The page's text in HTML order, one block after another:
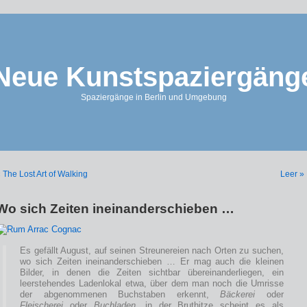
Spaziergänge in Berlin und Umgebung
The Lost Art of Walking Leer »
sich Zeiten ineinanderschieben …
Es gefällt August, auf seinen Streunereien nach Orten zu suchen,
wo sich Zeiten ineinanderschieben … Er mag auch die kleinen
Bilder, in denen die Zeiten sichtbar übereinanderliegen, ein
leerstehendes Ladenlokal etwa, über dem man noch die Umrisse
der abgenommenen Buchstaben erkennt,Bäckerei oder